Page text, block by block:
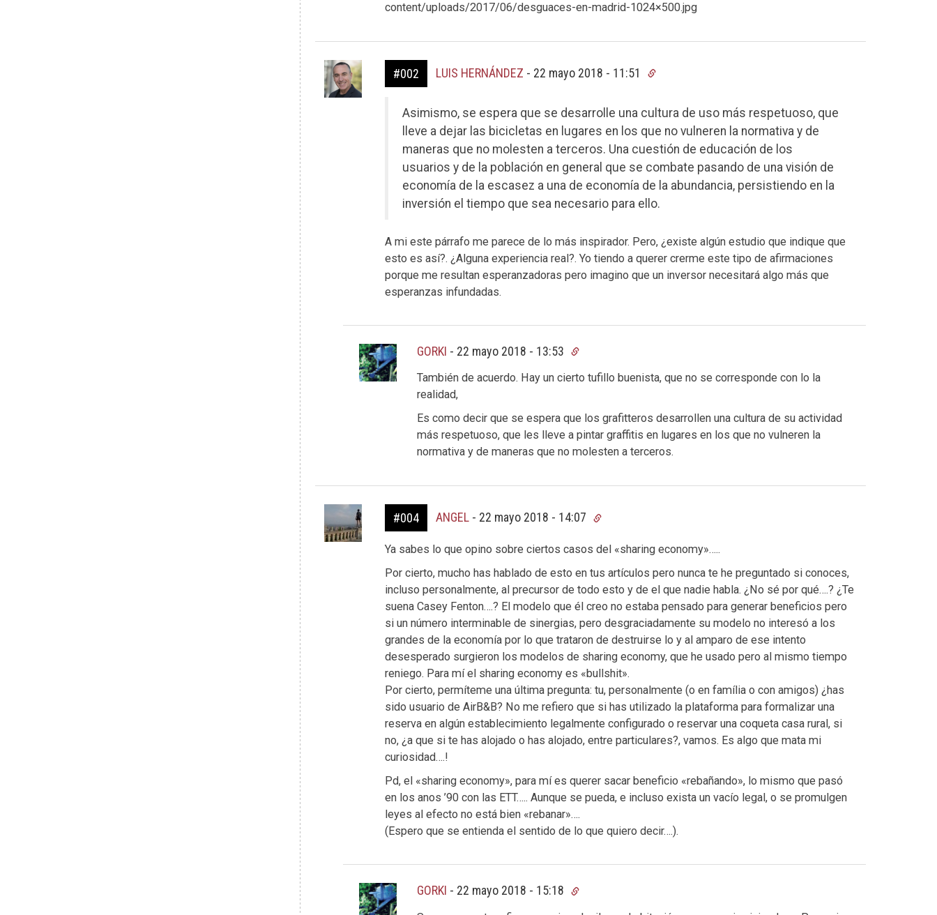
content/uploads/2017/06/desguaces-en-madrid-1024×500.jpg
#002 LUIS HERNÁNDEZ - 22 mayo 2018 - 11:51
Asimismo, se espera que se desarrolle una cultura de uso más respetuoso, que
lleve a dejar las bicicletas en lugares en los que no vulneren la normativa y de
maneras que no molesten a terceros. Una cuestión de educación de los
usuarios y de la población en general que se combate pasando de una visión de
economía de la escasez a una de economía de la abundancia, persistiendo en la
inversión el tiempo que sea necesario para ello.
A mi este párrafo me parece de lo más inspirador. Pero, ¿existe algún estudio que indique que
esto es así?. ¿Alguna experiencia real?. Yo tiendo a querer crerme este tipo de afirmaciones
porque me resultan esperanzadoras pero imagino que un inversor necesitará algo más que
esperanzas infundadas.
GORKI - 22 mayo 2018 - 13:53
También de acuerdo. Hay un cierto tufillo buenista, que no se corresponde con lo la
realidad,
Es como decir que se espera que los grafitteros desarrollen una cultura de su actividad
más respetuoso, que les lleve a pintar graffitis en lugares en los que no vulneren la
normativa y de maneras que no molesten a terceros.
#004 ANGEL- 22 mayo 2018 - 14:07
Ya sabes lo que opino sobre ciertos casos del «sharing economy»…..
Por cierto, mucho has hablado de esto en tus artículos pero nunca te he preguntado si conoces,
incluso personalmente, al precursor de todo esto y de el que nadie habla. ¿No sé por qué….? ¿Te
suena Casey Fenton….? El modelo que él creo no estaba pensado para generar beneficios pero
si un número interminable de sinergias, pero desgraciadamente su modelo no interesó a los
grandes de la economía por lo que trataron de destruirse lo y al amparo de ese intento
desesperado surgieron los modelos de sharing economy, que he usado pero al mismo tiempo
reniego. Para mí el sharing economy es «bullshit».
Por cierto, permíteme una última pregunta: tu, personalmente (o en família o con amigos) ¿has
sido usuario de AirB&B? No me refiero que si has utilizado la plataforma para formalizar una
reserva en algún establecimiento legalmente configurado o reservar una coqueta casa rural, si
no, ¿a que si te has alojado o has alojado, entre particulares?, vamos. Es algo que mata mi
curiosidad….!
Pd, el «sharing economy», para mí es querer sacar beneficio «rebañando», lo mismo que pasó
en los anos ’90 con las ETT….. Aunque se pueda, e incluso exista un vacío legal, o se promulgen
leyes al efecto no está bien «rebanar»….
(Espero que se entienda el sentido de lo que quiero decir….).
GORKI - 22 mayo 2018 - 15:18